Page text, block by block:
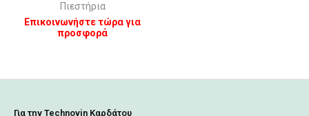
Πιεστήρια
Επικοινωνήστε τώρα για
προσφορά
Για την Technovin Καρδάτου